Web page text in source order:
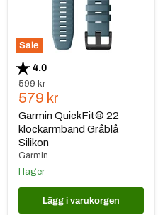
Sale
Betyg:
4.0
Ursprungspris
599 kr
Nuvarande
pris
579 kr
Garmin QuickFit® 22
klockarmband Gråblå
Silikon
Garmin
I lager
Lägg i varukorgen